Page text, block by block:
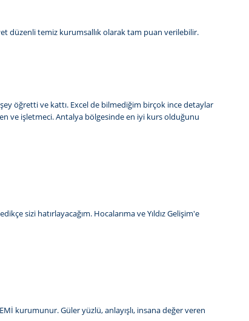
düzenli temiz kurumsallık olarak tam puan verilebilir.
öğretti ve kattı. Excel de bilmediğim birçok ince detaylar
ve işletmeci. Antalya bölgesinde en iyi kurs olduğunu
sizi hatırlayacağım. Hocalarıma ve Yıldız Gelişim'e
kurumunur. Güler yüzlü, anlayışlı, insana değer veren